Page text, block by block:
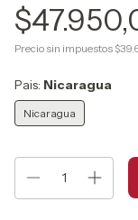
Precio sin impuestos
Pais: Nicaragua
Nicaragua